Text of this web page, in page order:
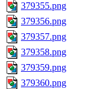
379355.png
379356.png
379357.png
379358.png
379359.png
379360.png